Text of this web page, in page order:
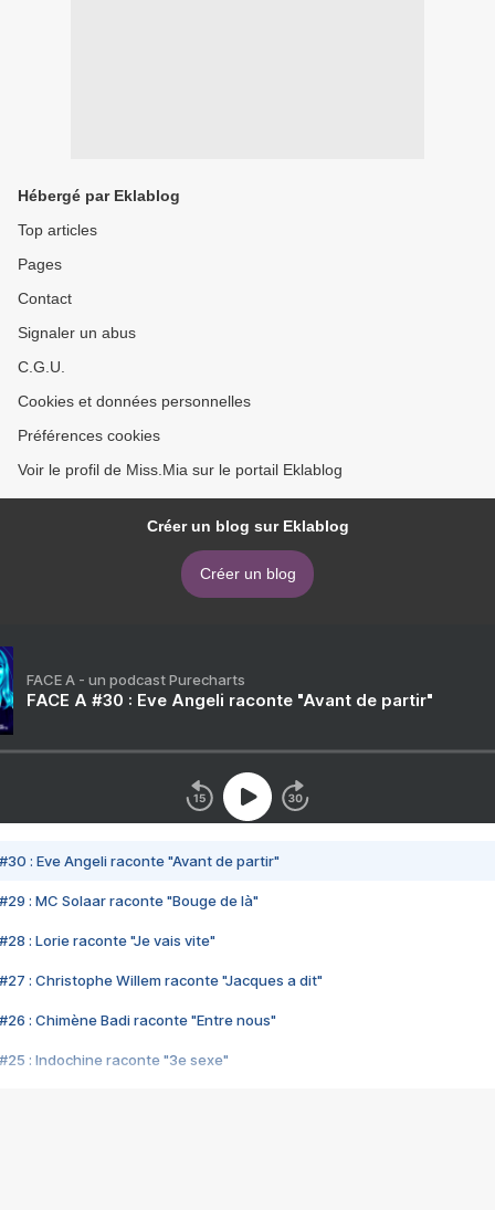
Hébergé par Eklablog
Top articles
Pages
Contact
Signaler un abus
C.G.U.
Cookies et données personnelles
Préférences cookies
Voir le profil de Miss.Mia sur le portail Eklablog
Créer un blog sur Eklablog
Créer un blog
FACE A - un podcast Purecharts
FACE A #30 : Eve Angeli raconte "Avant de partir"
#30 : Eve Angeli raconte "Avant de partir"
#29 : MC Solaar raconte "Bouge de là"
#28 : Lorie raconte "Je vais vite"
#27 : Christophe Willem raconte "Jacques a dit"
#26 : Chimène Badi raconte "Entre nous"
#25 : Indochine raconte "3e sexe"